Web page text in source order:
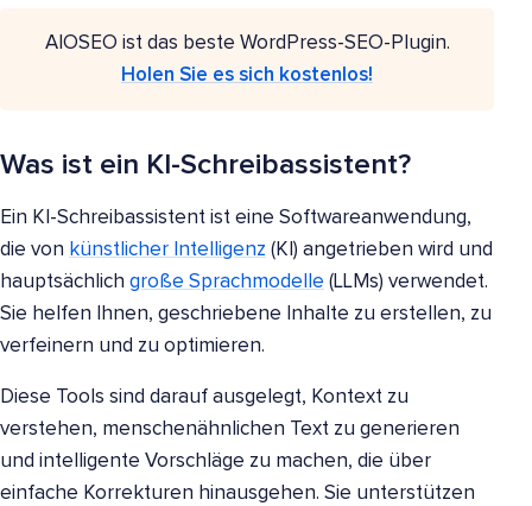
AIOSEO ist das beste WordPress-SEO-Plugin.
Holen Sie es sich kostenlos!
Was ist ein KI-Schreibassistent?
Ein KI-Schreibassistent ist eine Softwareanwendung,
die von künstlicher Intelligenz (KI) angetrieben wird und
hauptsächlich große Sprachmodelle (LLMs) verwendet.
Sie helfen Ihnen, geschriebene Inhalte zu erstellen, zu
verfeinern und zu optimieren.
Diese Tools sind darauf ausgelegt, Kontext zu
verstehen, menschenähnlichen Text zu generieren
und intelligente Vorschläge zu machen, die über
einfache Korrekturen hinausgehen. Sie unterstützen